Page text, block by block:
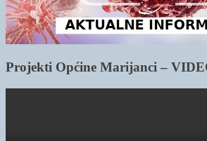
Projekti Općine Marijanci –